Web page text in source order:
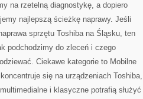
na rzetelną diagnostykę, a dopiero
najlepszą ścieżkę naprawy. Jeśli
sprzętu Toshiba na Śląsku, ten
podchodzimy do zleceń i czego
Ciekawe kategorie to Mobilne
się na urządzeniach Toshiba,
i klasyczne potrafią służyć